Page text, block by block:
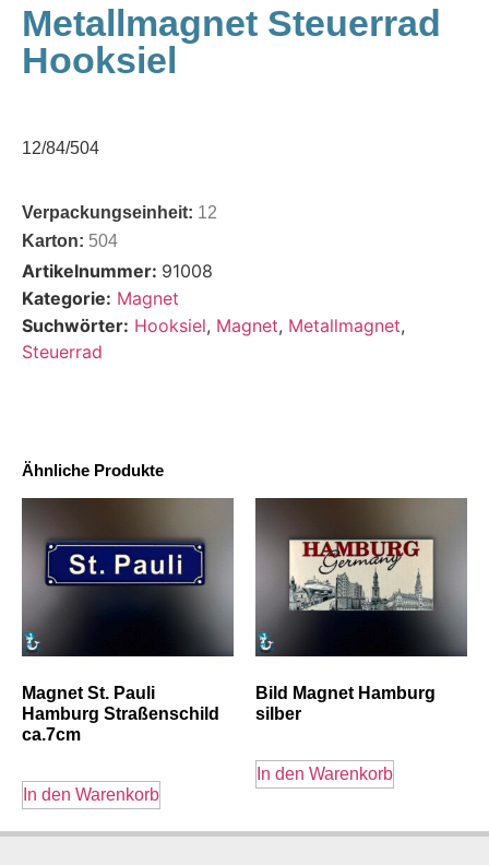
Metallmagnet Steuerrad
Hooksiel
12/84/504
Verpackungseinheit: 12
Karton: 504
Artikelnummer: 91008
Kategorie: Magnet
Suchwörter: Hooksiel, Magnet, Metallmagnet,
Steuerrad
Ähnliche Produkte
Magnet St. Pauli
Hamburg Straßenschild
ca.7cm
In den Warenkorb
Bild Magnet Hamburg
silber
In den Warenkorb